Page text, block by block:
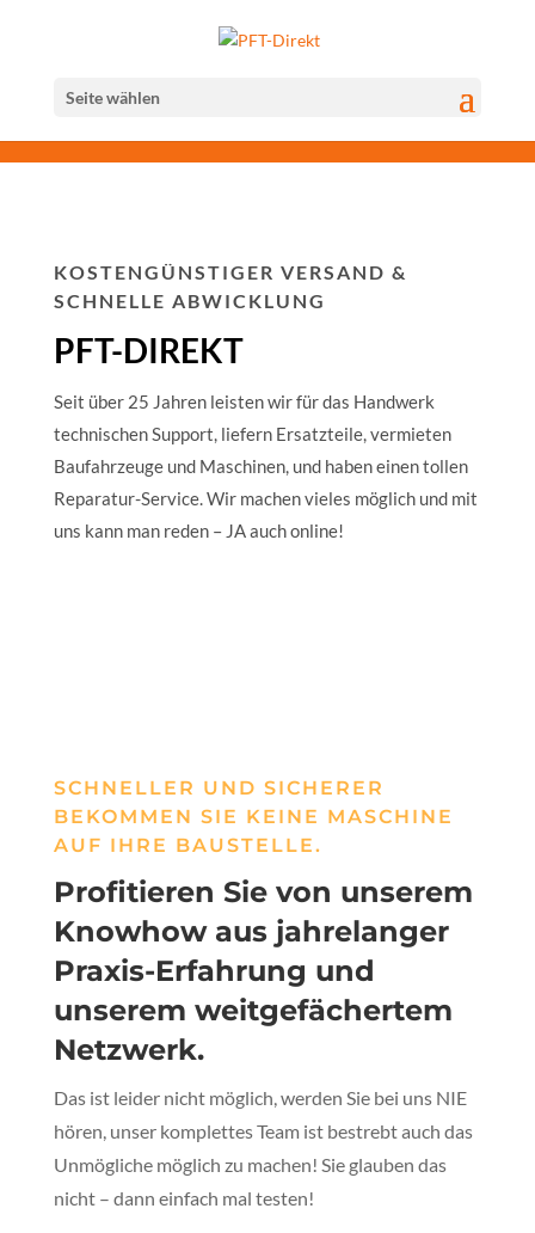
Seite wählen
KOSTENGÜNSTIGER VERSAND &
SCHNELLE ABWICKLUNG
PFT-DIREKT
Seit über 25 Jahren leisten wir für das Handwerk
technischen Support, liefern Ersatzteile, vermieten
Baufahrzeuge und Maschinen, und haben einen tollen
Reparatur-Service. Wir machen vieles möglich und mit
uns kann man reden – JA auch online!
SCHNELLER UND SICHERER
BEKOMMEN SIE KEINE MASCHINE
AUF IHRE BAUSTELLE.
Profitieren Sie von unserem
Knowhow aus jahrelanger
Praxis-Erfahrung und
unserem weitgefächertem
Netzwerk.
Das ist leider nicht möglich, werden Sie bei uns NIE
hören, unser komplettes Team ist bestrebt auch das
Unmögliche möglich zu machen! Sie glauben das
nicht – dann einfach mal testen!